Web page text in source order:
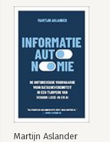
Martijn Aslander